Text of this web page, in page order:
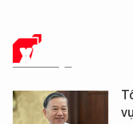
XÃ HỘI